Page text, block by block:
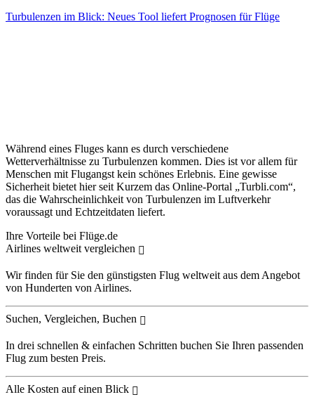
Turbulenzen im Blick: Neues Tool liefert Prognosen für Flüge
Während eines Fluges kann es durch verschiedene
Wetterverhältnisse zu Turbulenzen kommen. Dies ist vor allem für
Menschen mit Flugangst kein schönes Erlebnis. Eine gewisse
Sicherheit bietet hier seit Kurzem das Online-Portal „Turbli.com“,
das die Wahrscheinlichkeit von Turbulenzen im Luftverkehr
voraussagt und Echtzeitdaten liefert.
Ihre Vorteile bei Flüge.de
Airlines weltweit vergleichen
Wir finden für Sie den günstigsten Flug weltweit aus dem Angebot
von Hunderten von Airlines.
Suchen, Vergleichen, Buchen
In drei schnellen & einfachen Schritten buchen Sie Ihren passenden
Flug zum besten Preis.
Alle Kosten auf einen Blick